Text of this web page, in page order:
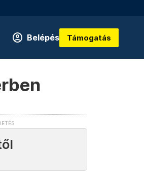
Belépés Támogatás